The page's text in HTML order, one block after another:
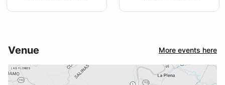
Venue More events here